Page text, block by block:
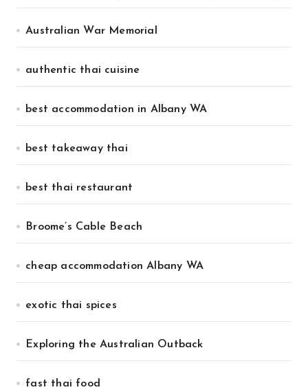
Australian War Memorial
authentic thai cuisine
best accommodation in Albany WA
best takeaway thai
best thai restaurant
Broome’s Cable Beach
cheap accommodation Albany WA
exotic thai spices
Exploring the Australian Outback
fast thai food